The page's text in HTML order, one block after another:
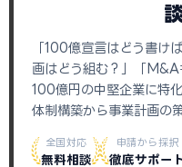
「100億宣言はどう書け
画はどう組む？」「M&A
100億円の中堅企業に特
体制構築から事業計画の
全国対応
無料相談
申請から採択
徹底サポー